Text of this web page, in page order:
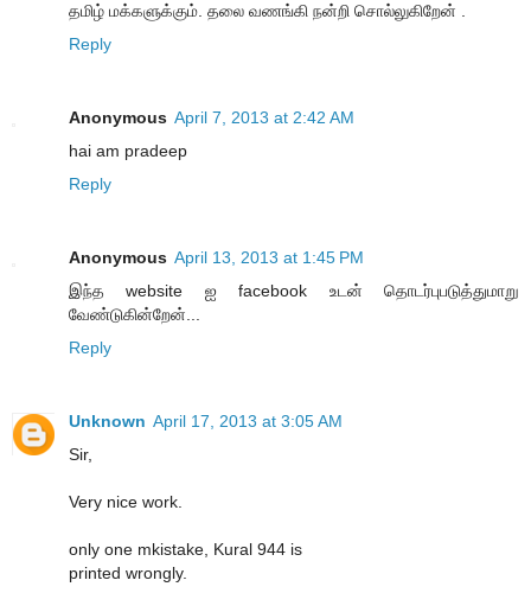
தமிழ் மக்களுக்கும். தலை வணங்கி நன்றி சொல்லுகிறேன் .
Reply
Anonymous April 7, 2013 at 2:42 AM
hai am pradeep
Reply
Anonymous April 13, 2013 at 1:45 PM
இந்த website ஐ facebook உடன் தொடர்புபடுத்துமாறு
வேண்டுகின்றேன்...
Reply
Unknown April 17, 2013 at 3:05 AM
Sir,
Very nice work.
only one mkistake, Kural 944 is
printed wrongly.